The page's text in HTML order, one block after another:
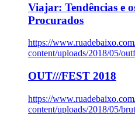
Viajar: Tendências e
Procurados
https://
content/uploads/2018/05/
OUT///FEST 2018
https://
content/uploads/2018/05/